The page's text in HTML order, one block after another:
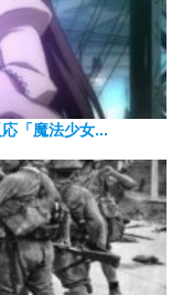
「魔法少女...